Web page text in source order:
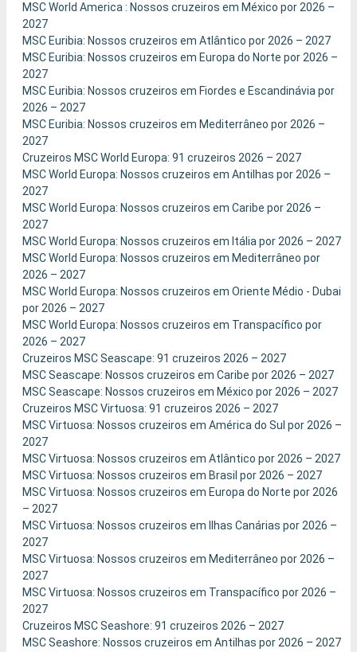
MSC World America : Nossos cruzeiros em México por 2026 –
2027
MSC Euribia: Nossos cruzeiros em Atlântico por 2026 – 2027
MSC Euribia: Nossos cruzeiros em Europa do Norte por 2026 –
2027
MSC Euribia: Nossos cruzeiros em Fiordes e Escandinávia por
2026 – 2027
MSC Euribia: Nossos cruzeiros em Mediterrâneo por 2026 –
2027
Cruzeiros MSC World Europa: 91 cruzeiros 2026 – 2027
MSC World Europa: Nossos cruzeiros em Antilhas por 2026 –
2027
MSC World Europa: Nossos cruzeiros em Caribe por 2026 –
2027
MSC World Europa: Nossos cruzeiros em Itália por 2026 – 2027
MSC World Europa: Nossos cruzeiros em Mediterrâneo por
2026 – 2027
MSC World Europa: Nossos cruzeiros em Oriente Médio - Dubai
por 2026 – 2027
MSC World Europa: Nossos cruzeiros em Transpacífico por
2026 – 2027
Cruzeiros MSC Seascape: 91 cruzeiros 2026 – 2027
MSC Seascape: Nossos cruzeiros em Caribe por 2026 – 2027
MSC Seascape: Nossos cruzeiros em México por 2026 – 2027
Cruzeiros MSC Virtuosa: 91 cruzeiros 2026 – 2027
MSC Virtuosa: Nossos cruzeiros em América do Sul por 2026 –
2027
MSC Virtuosa: Nossos cruzeiros em Atlântico por 2026 – 2027
MSC Virtuosa: Nossos cruzeiros em Brasil por 2026 – 2027
MSC Virtuosa: Nossos cruzeiros em Europa do Norte por 2026
– 2027
MSC Virtuosa: Nossos cruzeiros em Ilhas Canárias por 2026 –
2027
MSC Virtuosa: Nossos cruzeiros em Mediterrâneo por 2026 –
2027
MSC Virtuosa: Nossos cruzeiros em Transpacífico por 2026 –
2027
Cruzeiros MSC Seashore: 91 cruzeiros 2026 – 2027
MSC Seashore: Nossos cruzeiros em Antilhas por 2026 – 2027